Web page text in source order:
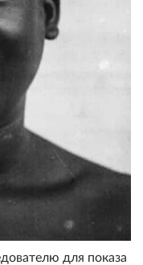
для показа